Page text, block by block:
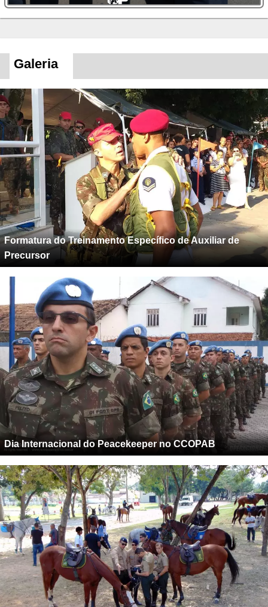
Galeria
Formatura do Treinamento Específico de Auxiliar de
Precursor
Dia Internacional do Peacekeeper no CCOPAB